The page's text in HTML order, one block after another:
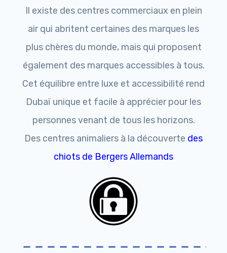
Il existe des centres commerciaux en plein
air qui abritent certaines des marques les
plus chères du monde, mais qui proposent
également des marques accessibles à tous.
Cet équilibre entre luxe et accessibilité rend
Dubaï unique et facile à apprécier pour les
personnes venant de tous les horizons.
Des centres animaliers à la découverte des
chiots de Bergers Allemands